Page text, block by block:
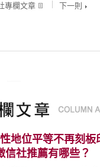
專欄文章 下一則
地位平等不再刻板
信社推薦有哪些？